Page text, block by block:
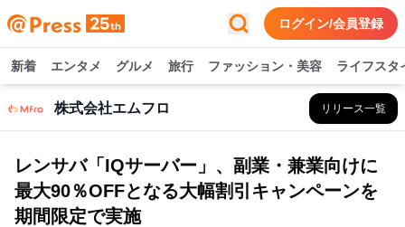
ログイン/会員登録
新着 エンタメ グルメ 旅行 ファッション・美容 ライフスタ
株式会社エムフロ リリース一覧
レンサバ「IQサーバー」、副業・兼業向けに
最大90％OFFとなる大幅割引キャンペーンを
期間限定で実施